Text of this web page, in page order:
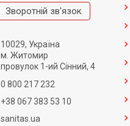
Зворотній зв'язок
10029, Україна
м. Житомир
провулок 1-ий Сінний, 4
0 800 217 232
+38 067 383 53 10
sanitas.ua